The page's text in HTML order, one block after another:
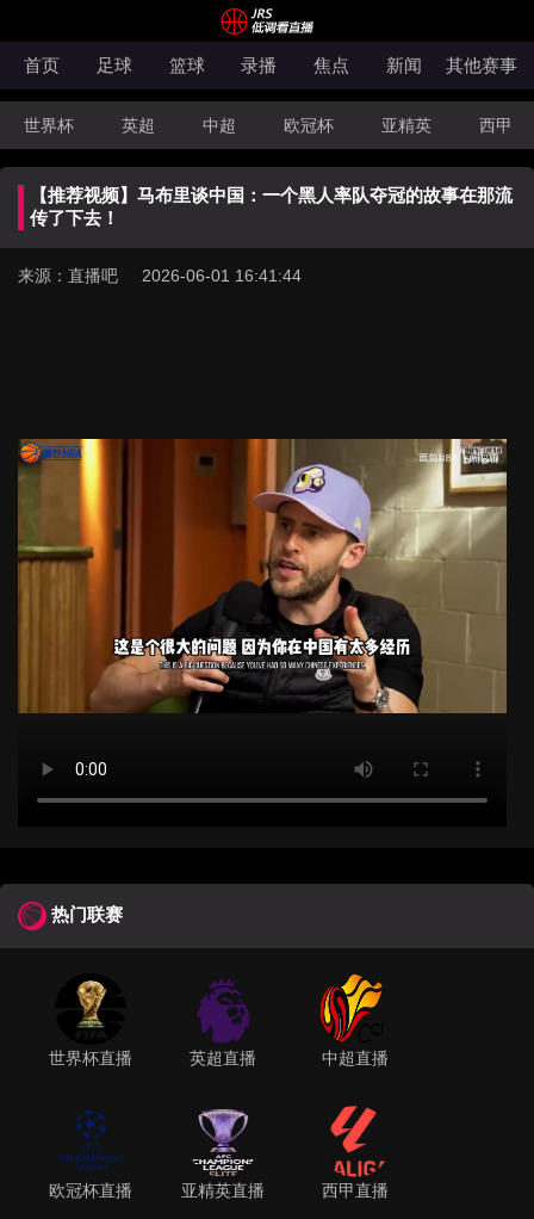
首页 足球 篮球 录播 焦点 新闻 其他赛事
世界杯 英超 中超 欧冠杯 亚精英 西甲
韩K联 法甲 科索沃超 意甲 世亚预 中甲
澳超 法罗超 日职联 NBA CBA WNBA
【推荐视频】马布里谈中国：一个黑人率队夺冠的故事在那流
传了下去！
来源：直播吧 2026-06-01 16:41:44
热门联赛
世界杯直播 英超直播 中超直播
欧冠杯直播 亚精英直播 西甲直播